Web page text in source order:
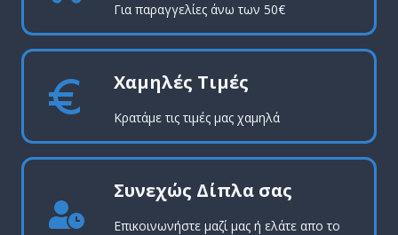
Για παραγγελίες άνω των 50€
Χαμηλές Τιμές
Κρατάμε τις τιμές μας χαμηλά
Συνεχώς Δίπλα σας
Επικοινωνήστε μαζί μας ή ελάτε απο το